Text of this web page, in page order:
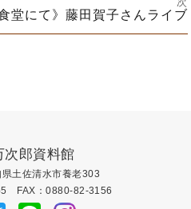
堂にて》藤田賀子さんライブ
次郎資料館
土佐清水市養老303
FAX：0880-82-3156